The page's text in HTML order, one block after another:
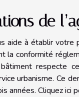
de
aide à établir votre
la conformité
respecte
urbanisme. Ce
années. Cliquez ici